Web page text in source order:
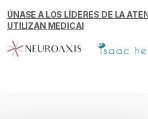
ÚNASE A LOS LÍDERES DE LA
UTILIZAN MEDICAI